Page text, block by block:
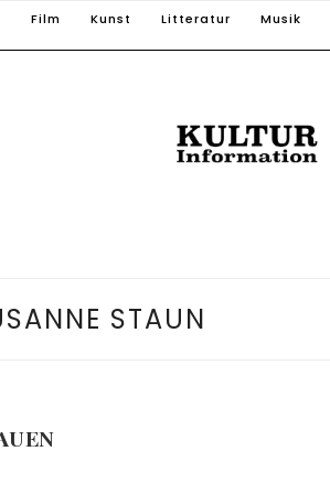
Film Kunst Litteratur Musik
STAUN